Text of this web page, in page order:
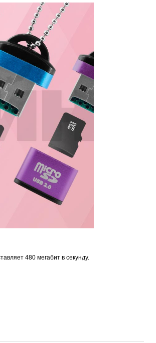
480 мегабит в секунду.